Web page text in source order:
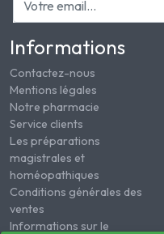
Informations
Contactez-nous
Mentions légales
Notre pharmacie
Service clients
Les préparations
magistrales et
homéopathiques
Conditions générales des
ventes
Informations sur le